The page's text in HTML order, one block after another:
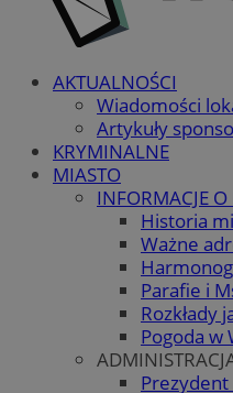
AKTUALNOŚCI
Wiadomości
Artykuły
KRYMINALNE
MIASTO
INFORMACJE O
Historia
Ważne
Parafie i
Rozkłady
Pogoda w